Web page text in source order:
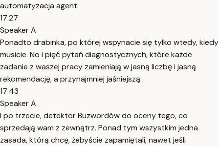
automatyzacja agent.
17:27
Speaker A
Ponadto drabinka, po której wspynacie się tylko wtedy, kiedy
musicie. No i pięć pytań diagnostycznych, które każde
zadanie z waszej pracy zamieniają w jasną liczbę i jasną
rekomendację, a przynajmniej jaśniejszą.
17:43
Speaker A
I po trzecie, detektor Buzwordów do oceny tego, co
sprzedają wam z zewnątrz. Ponad tym wszystkim jedna
zasada, którą chcę, żebyście zapamiętali, nawet jeśli